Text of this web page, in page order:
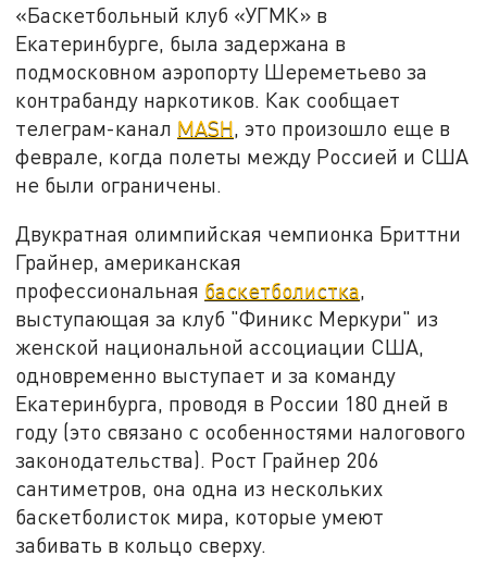
«Баскетбольный клуб «УГМК» в
Екатеринбурге, была задержана в
подмосковном аэропорту Шереметьево за
контрабанду наркотиков. Как сообщает
телеграм-канал MASH, это произошло еще в
феврале, когда полеты между Россией и США
не были ограничены.
Двукратная олимпийская чемпионка Бриттни
Грайнер, американская
профессиональная баскетболистка,
выступающая за клуб "Финикс Меркури" из
женской национальной ассоциации США,
одновременно выступает и за команду
Екатеринбурга, проводя в России 180 дней в
году (это связано с особенностями налогового
законодательства). Рост Грайнер 206
сантиметров, она одна из нескольких
баскетболисток мира, которые умеют
забивать в кольцо сверху.